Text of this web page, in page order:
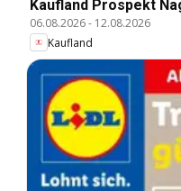
Kaufland Prospekt
06.08.2026- 12.08.2026
Kaufland